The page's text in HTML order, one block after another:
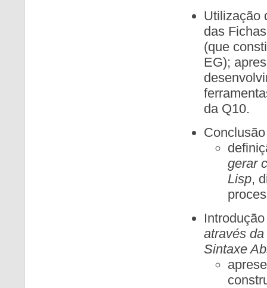
Utilização
das
(que
EG);
da Q10.
gerar
Lisp,
através
Sintaxe